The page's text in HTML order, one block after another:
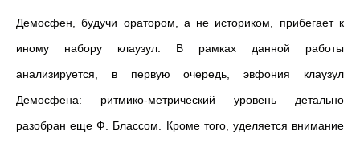
Демосфен, будучи оратором, а не историком, прибегает к
иному набору клаузул. В рамках данной работы
анализируется, в первую очередь, эвфония клаузул
Демосфена: ритмико-метрический уровень детально
разобран еще Ф. Блассом. Кроме того, уделяется внимание